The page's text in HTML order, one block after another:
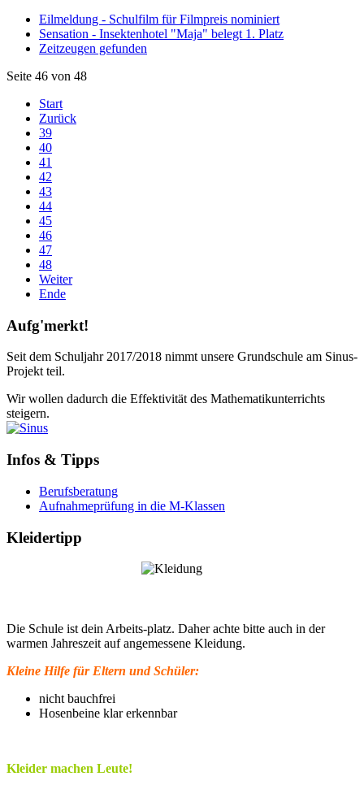
Eilmeldung - Schulfilm für Filmpreis nominiert
Sensation - Insektenhotel "Maja" belegt 1. Platz
Zeitzeugen gefunden
Seite 46 von 48
Start
Zurück
39
40
41
42
43
44
45
46
47
48
Weiter
Ende
Aufg'merkt!
Seit dem Schuljahr 2017/2018 nimmt unsere Grundschule am Sinus-
Projekt teil.
Wir wollen dadurch die Effektivität des Mathematikunterrichts
steigern.
Infos & Tipps
Berufsberatung
Aufnahmeprüfung in die M-Klassen
Kleidertipp
Die Schule ist dein Arbeits-platz. Daher achte bitte auch in der
warmen Jahreszeit auf angemessene Kleidung.
Kleine Hilfe für Eltern und Schüler:
nicht bauchfrei
Hosenbeine klar erkennbar
Kleider machen Leute!